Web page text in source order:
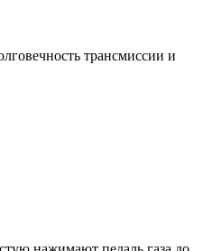
трансмиссии и